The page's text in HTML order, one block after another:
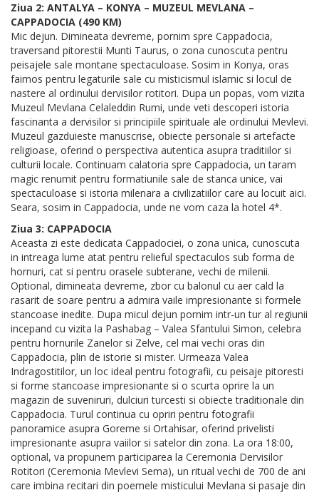
Ziua 2: ANTALYA – KONYA – MUZEUL MEVLANA –
CAPPADOCIA (490 KM)
Mic dejun. Dimineata devreme, pornim spre Cappadocia,
traversand pitorestii Munti Taurus, o zona cunoscuta pentru
peisajele sale montane spectaculoase. Sosim in Konya, oras
faimos pentru legaturile sale cu misticismul islamic si locul de
nastere al ordinului dervisilor rotitori. Dupa un popas, vom vizita
Muzeul Mevlana Celaleddin Rumi, unde veti descoperi istoria
fascinanta a dervisilor si principiile spirituale ale ordinului Mevlevi.
Muzeul gazduieste manuscrise, obiecte personale si artefacte
religioase, oferind o perspectiva autentica asupra traditiilor si
culturii locale. Continuam calatoria spre Cappadocia, un taram
magic renumit pentru formatiunile sale de stanca unice, vai
spectaculoase si istoria milenara a civilizatiilor care au locuit aici.
Seara, sosim in Cappadocia, unde ne vom caza la hotel 4*.
Ziua 3: CAPPADOCIA
Aceasta zi este dedicata Cappadociei, o zona unica, cunoscuta
in intreaga lume atat pentru relieful spectaculos sub forma de
hornuri, cat si pentru orasele subterane, vechi de milenii.
Optional, dimineata devreme, zbor cu balonul cu aer cald la
rasarit de soare pentru a admira vaile impresionante si formele
stancoase inedite. Dupa micul dejun pornim intr-un tur al regiunii
incepand cu vizita la Pashabag – Valea Sfantului Simon, celebra
pentru hornurile Zanelor si Zelve, cel mai vechi oras din
Cappadocia, plin de istorie si mister. Urmeaza Valea
Indragostitilor, un loc ideal pentru fotografii, cu peisaje pitoresti
si forme stancoase impresionante si o scurta oprire la un
magazin de suveniruri, dulciuri turcesti si obiecte traditionale din
Cappadocia. Turul continua cu opriri pentru fotografii
panoramice asupra Goreme si Ortahisar, oferind privelisti
impresionante asupra vaiilor si satelor din zona. La ora 18:00,
optional, va propunem participarea la Ceremonia Dervisilor
Rotitori (Ceremonia Mevlevi Sema), un ritual vechi de 700 de ani
care imbina recitari din poemele misticului Mevlana si pasaje din